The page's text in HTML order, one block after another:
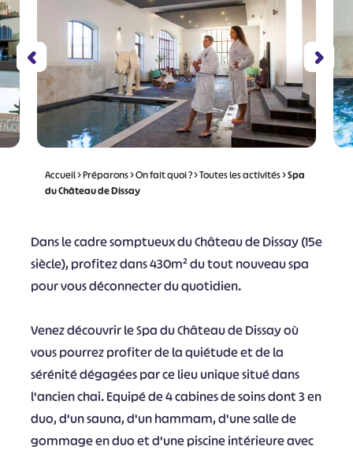
Accueil>Préparons>On fait quoi ?>Toutes les activités>Spa
du Château de Dissay
Dans le cadre somptueux du Château de Dissay (15e
siècle), profitez dans 430m² du tout nouveau spa
pour vous déconnecter du quotidien.
Venez découvrir le Spa du Château de Dissay où
vous pourrez profiter de la quiétude et de la
sérénité dégagées par ce lieu unique situé dans
l'ancien chai. Equipé de 4 cabines de soins dont 3 en
duo, d'un sauna, d'un hammam, d'une salle de
gommage en duo et d'une piscine intérieure avec